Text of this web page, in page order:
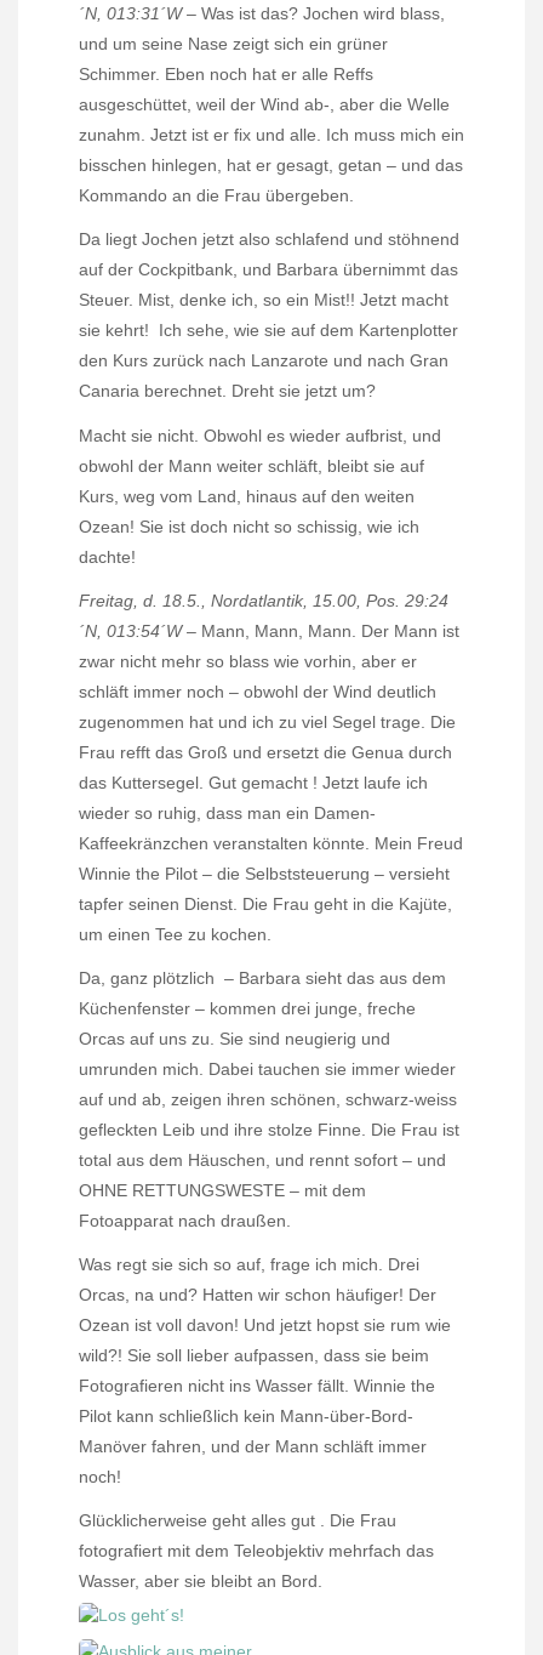
´N, 013:31´W – Was ist das? Jochen wird blass,
und um seine Nase zeigt sich ein grüner
Schimmer. Eben noch hat er alle Reffs
ausgeschüttet, weil der Wind ab-, aber die Welle
zunahm. Jetzt ist er fix und alle. Ich muss mich ein
bisschen hinlegen, hat er gesagt, getan – und das
Kommando an die Frau übergeben.
Da liegt Jochen jetzt also schlafend und stöhnend
auf der Cockpitbank, und Barbara übernimmt das
Steuer. Mist, denke ich, so ein Mist!! Jetzt macht
sie kehrt!
Ich sehe, wie sie auf dem Kartenplotter
den Kurs zurück nach Lanzarote und nach Gran
Canaria berechnet. Dreht sie jetzt um?
Macht sie nicht. Obwohl es wieder aufbrist, und
obwohl der Mann weiter schläft, bleibt sie auf
Kurs, weg vom Land, hinaus auf den weiten
Ozean! Sie ist doch nicht so schissig, wie ich
dachte!
Freitag, d. 18.5., Nordatlantik, 15.00, Pos. 29:24
´N, 013:54´W– Mann, Mann, Mann. Der Mann ist
zwar nicht mehr so blass wie vorhin, aber er
schläft immer noch – obwohl der Wind deutlich
zugenommen hat und ich zu viel Segel trage. Die
Frau refft das Groß und ersetzt die Genua durch
das Kuttersegel. Gut gemacht ! Jetzt laufe ich
wieder so ruhig, dass man ein Damen-
Kaffeekränzchen veranstalten könnte. Mein Freud
Winnie the Pilot – die Selbststeuerung – versieht
tapfer seinen Dienst. Die Frau geht in die Kajüte,
um einen Tee zu kochen.
Da, ganz plötzlich – Barbara sieht das aus dem
Küchenfenster – kommen drei junge, freche
Orcas auf uns zu. Sie sind neugierig und
umrunden mich. Dabei tauchen sie immer wieder
auf und ab, zeigen ihren schönen, schwarz-weiss
gefleckten Leib und ihre stolze Finne. Die Frau ist
total aus dem Häuschen, und rennt sofort – und
OHNE RETTUNGSWESTE – mit dem
Fotoapparat nach draußen.
Was regt sie sich so auf, frage ich mich. Drei
Orcas, na und? Hatten wir schon häufiger! Der
Ozean ist voll davon! Und jetzt hopst sie rum wie
wild?! Sie soll lieber aufpassen, dass sie beim
Fotografieren nicht ins Wasser fällt. Winnie the
Pilot kann schließlich kein Mann-über-Bord-
Manöver fahren, und der Mann schläft immer
noch!
Glücklicherweise geht alles gut . Die Frau
fotografiert mit dem Teleobjektiv mehrfach das
Wasser, aber sie bleibt an Bord.